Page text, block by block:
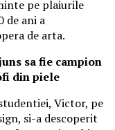
pe plaiurile
de ani a
de arta.
sa fie campion
din piele
Victor, pe
si-a descoperit